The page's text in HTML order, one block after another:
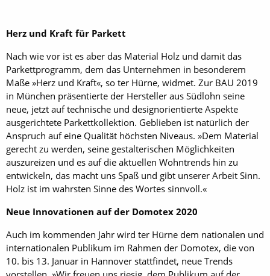
Herz und Kraft für Parkett
Nach wie vor ist es aber das Material Holz und damit das
Parkettprogramm, dem das Unternehmen in besonderem
Maße »Herz und Kraft«, so ter Hürne, widmet. Zur BAU 2019
in München präsentierte der Hersteller aus Südlohn seine
neue, jetzt auf technische und designorientierte Aspekte
ausgerichtete Parkettkollektion. Geblieben ist natürlich der
Anspruch auf eine Qualität höchsten Niveaus. »Dem Material
gerecht zu werden, seine gestalterischen Möglichkeiten
auszureizen und es auf die aktuellen Wohntrends hin zu
entwickeln, das macht uns Spaß und gibt unserer Arbeit Sinn.
Holz ist im wahrsten Sinne des Wortes sinnvoll.«
Neue Innovationen auf der Domotex 2020
Auch im kommenden Jahr wird ter Hürne dem nationalen und
internationalen Publikum im Rahmen der Domotex, die von
10. bis 13. Januar in Hannover stattfindet, neue Trends